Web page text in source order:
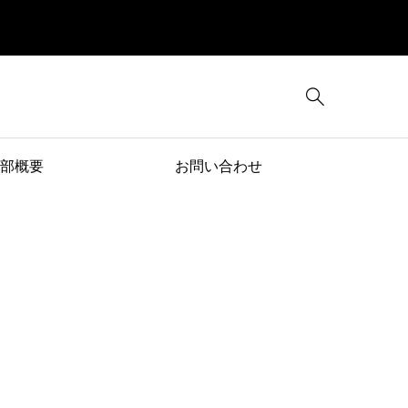

概要 お問い合わせ